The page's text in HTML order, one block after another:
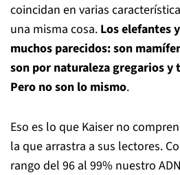
coincidan en varias
una misma cosa. Los elefantes
muchos parecidos: son
son por naturaleza gregarios y
Pero no son lo mismo.
Eso es lo que Kaiser no
la que arrastra a sus lectores.
rango del 96 al 99% nuestro